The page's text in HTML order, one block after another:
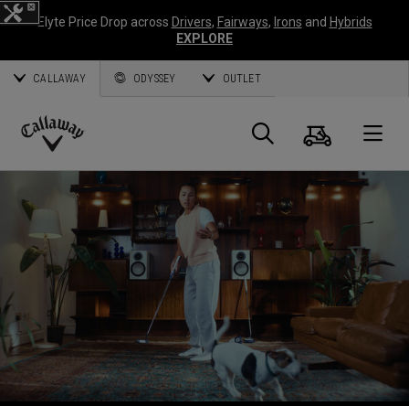
Elyte Price Drop across Drivers, Fairways, Irons and Hybrids
EXPLORE
CALLAWAY ODYSSEY OUTLET
Callaway
Panier